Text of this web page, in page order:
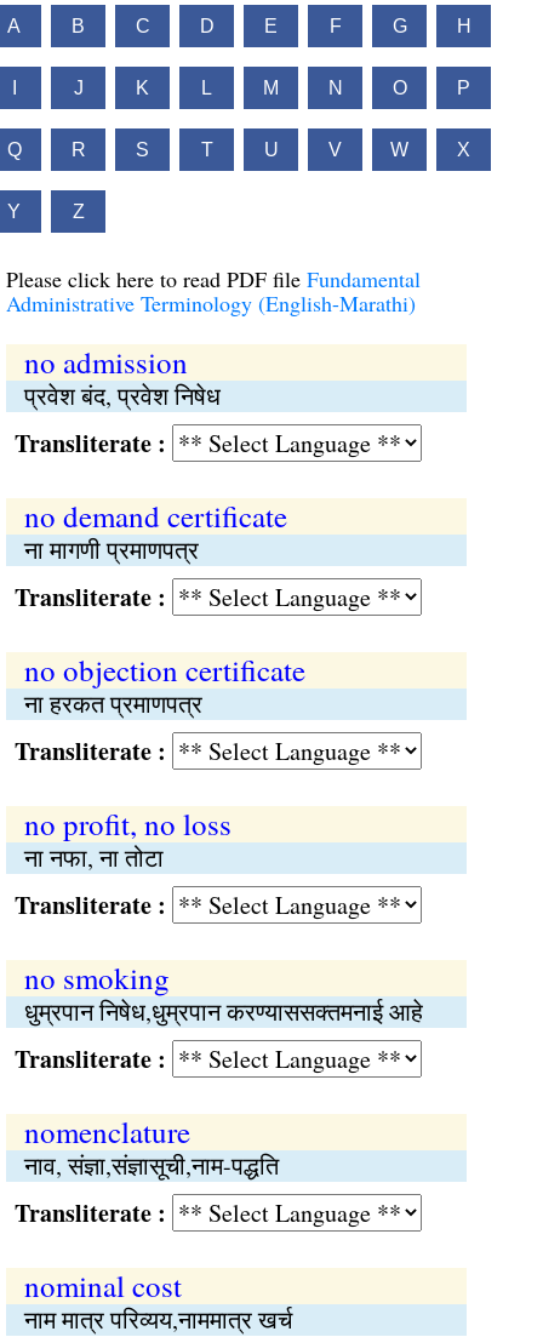
A B C D E F G H
J K L M N O P
Q R S T U V W X
Y Z
Please click here to read PDF file Fundamental
Administrative Terminology (English-Marathi)
no admission
प्रवेश बंद, प्रवेश निषेध
:
no demand certificate
ना मागणी प्रमाणपत्र
:
no objection certificate
ना हरकत प्रमाणपत्र
:
no profit, no loss
ना नफा, ना तोटा
:
no smoking
धुम्रपान निषेध,धुम्रपान करण्याससक्तमनाई आहे
:
nomenclature
नाव, संज्ञा,संज्ञासूची,नाम-पद्धति
:
nominal cost
नाम मात्र परिव्यय,नाममात्र खर्च